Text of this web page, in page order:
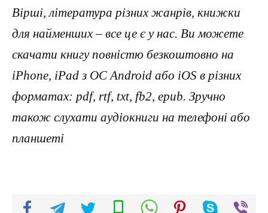
Вірші, література різних жанрів, книжки
для найменших – все це є у нас. Ви можете
скачати книгу повністю безкоштовно на
iPhone, iPad з ОС Android або iOS в різних
форматах: pdf, rtf, txt, fb2, epub. Зручно
також слухати аудіокниги на телефоні або
планшеті